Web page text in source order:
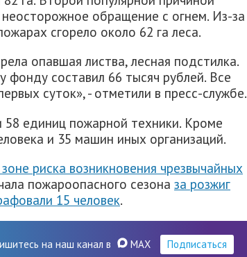
обращение с огнем. Из-за
сгорело около 62 га леса.
опавшая листва, лесная подстилка.
составил 66 тысяч рублей. Все
суток», - отметили в пресс-службе.
58 единиц пожарной техники. Кроме
и 35 машин иных организаций.
риска возникновения чрезвычайных
пожароопасного сезона за розжиг
15 человек.
на наш канал в MAX Подписаться